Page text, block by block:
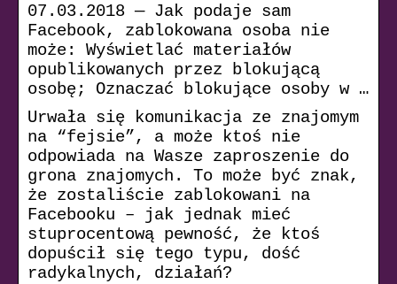
07.03.2018 — Jak podaje sam
Facebook, zablokowana osoba nie
może: Wyświetlać materiałów
opublikowanych przez blokującą
osobę; Oznaczać blokujące osoby w …
Urwała się komunikacja ze znajomym
na “fejsie”, a może ktoś nie
odpowiada na Wasze zaproszenie do
grona znajomych. To może być znak,
że zostaliście zablokowani na
Facebooku – jak jednak mieć
stuprocentową pewność, że ktoś
dopuścił się tego typu, dość
radykalnych, działań?